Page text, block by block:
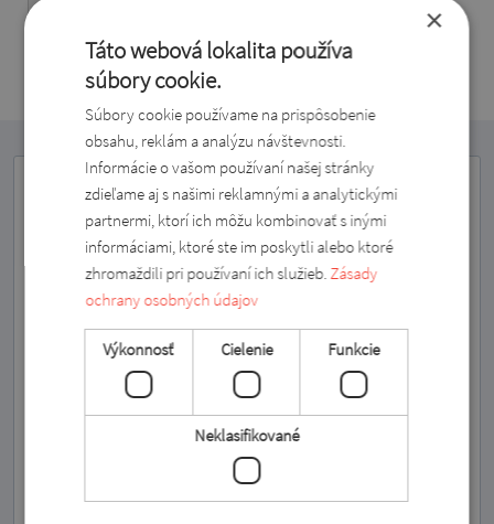
39,0 EUR
Spravodaj
Prihláste sa na odber nášho informačného bulletinu a
získajte aktuálne informácie.
Zadajte svoju e-mailovú adresu a prihláste sa na
×
Táto webová lokalita používa
súbory cookie.
Súbory cookie používame na prispôsobenie
obsahu, reklám a analýzu návštevnosti.
Informácie o vašom používaní našej stránky
zdieľame aj s našimi reklamnými a analytickými
partnermi, ktorí ich môžu kombinovať s inými
informáciami, ktoré ste im poskytli alebo ktoré
zhromaždili pri používaní ich služieb. Zásady
ochrany osobných údajov
Výkonnosť Cielenie Funkcie
Neklasifikované